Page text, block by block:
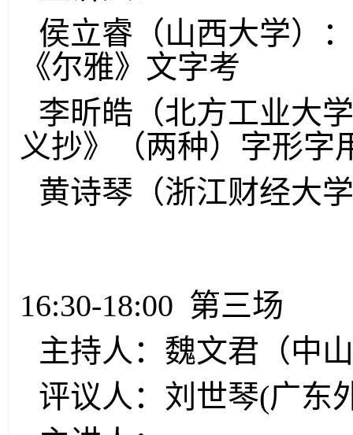
侯立睿（山西大学）
《尔雅》文字考
李昕皓（北方工业大
义抄》（两种）字形字
黄诗琴（浙江财经大
16:30-18:00 第三场
主持人：魏文君（中
评议人：刘世琴(广东